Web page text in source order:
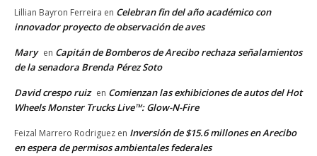
Lillian Bayron Ferreira en Celebran fin del año académico con
innovador proyecto de observación de aves
Mary en Capitán de Bomberos de Arecibo rechaza señalamientos
de la senadora Brenda Pérez Soto
David crespo ruiz en Comienzan las exhibiciones de autos del Hot
Wheels Monster Trucks Live™: Glow-N-Fire
Feizal Marrero Rodriguez en Inversión de $15.6 millones en Arecibo
en espera de permisos ambientales federales